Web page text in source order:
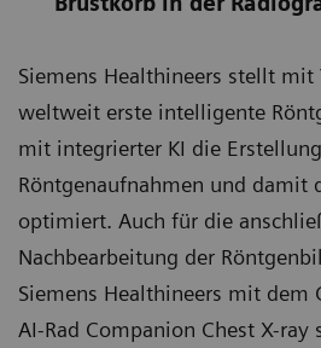
Siemens Healthineers stellt mit
weltweit erste intelligente
mit integrierter KI die
Röntgenaufnahmen und damit
optimiert. Auch für die
Nachbearbeitung der
Siemens Healthineers mit dem
AI-Rad Companion Chest X-